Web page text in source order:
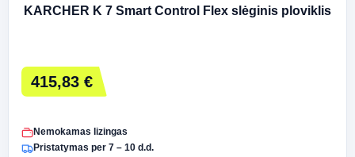
KARCHER K 7 Smart Control Flex slėginis ploviklis
415,83 €
Nemokamas lizingas
Pristatymas per 7 – 10 d.d.